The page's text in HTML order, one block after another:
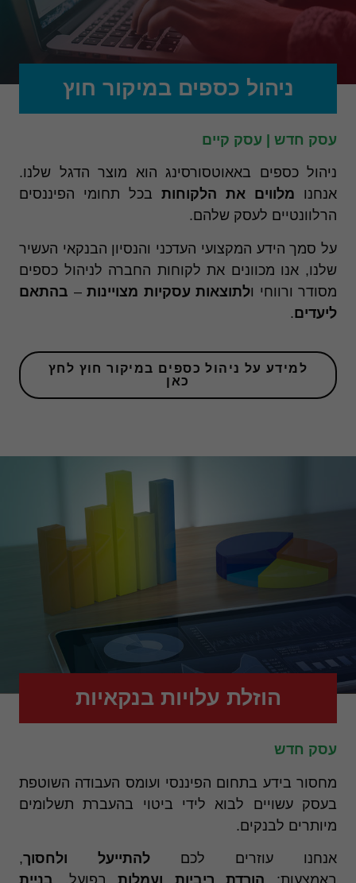
ניהול כספים במיקור חוץ
עסק חדש | עסק קיים
ניהול כספים באאוטסורסינג הוא מוצר הדגל שלנו.
אנחנו מלווים את הלקוחות בכל תחומי הפיננסים
הרלוונטיים לעסק שלהם.
על סמך הידע המקצועי העדכני והנסיון הבנקאי העשיר
שלנו, אנו מכוונים את לקוחות החברה לניהול כספים
מסודר ורווחי ולתוצאות עסקיות מצויינות– בהתאם
ליעדים.
למידע על ניהול כספים במיקור חוץ לחץ
כאן
הוזלת עלויות בנקאיות
עסק חדש
מחסור בידע בתחום הפיננסי ועומס העבודה השוטפת
בעסק עשויים לבוא לידי ביטוי בהעברת תשלומים
מיותרים לבנקים.
אנחנו עוזרים לכם להתייעל ולחסוך,